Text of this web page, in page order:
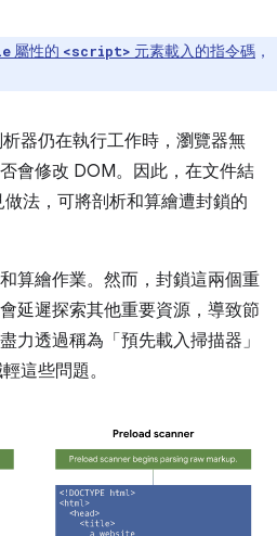
屬性的 <script> 元素載入的指令碼 ，
器仍在執行工作時，瀏覽器無
會修改 DOM。因此，在文件結
法，可將剖析和算繪遭封鎖的
算繪作業。然而，封鎖這兩個重
延遲探索其他重要資源，導致節
力透過稱為「預先載入掃描器」
這些問題。